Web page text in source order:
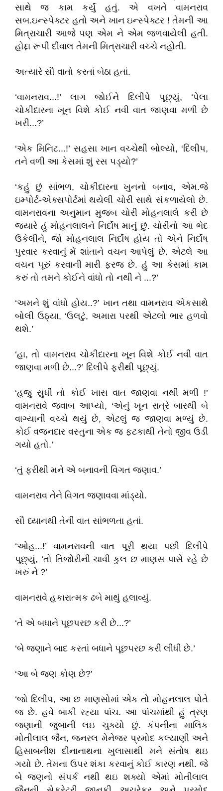
સાથે જ કામ કર્યું હતું. એ વખતે વામનરાવ
સબ.ઇન્સ્પેક્ટર હતો અને ખાન ઇન્સ્પેક્ટર ! તેમની આ
મિત્રાચારી આજે પણ એમ ને એમ જળવાયેલી હતી.
હોદ્દા રૂપી દીવાલ તેમની મિત્રાચારી વચ્ચે નહોતી.
અત્યારે સૌ વાતો કરતાં બેઠા હતાં.
‘વામનરાવ...!’ લાગ જોઈને દિલીપે પૂછ્યું, ‘પેલા
ચોકીદારના ખૂન વિશે કોઈ નવી વાત જાણવા મળી છે
ખરી...?’
‘એક મિનિટ...!’ સહસા ખાન વચ્ચેથી બોલ્યો, ‘દિલીપ,
તને વળી આ કેસમાં શું રસ પડ્યો?’
‘કહું છું સાંભળ, ચોકીદારના ખુનનો બનાવ, એમ.જે
ઇમ્પોર્ટ-એક્સપોર્ટમાં થયેલી ચોરી સાથે સંકળાયેલો છે.
વામનરાવના અનુમાન મુજબ ચોરી મોહનલાલે કરી છે
જયારે હું મોહનલાલને નિર્દોષ માનું છું. ચોરીનો આ ભેદ
ઉકેલીને, જો મોહનલાલ નિર્દોષ હોય તો એને નિર્દોષ
પુરવાર કરવાનું મેં શાંતાને વચન આપેલું છે. એટલે આ
વચન પૂરું કરવાની મારી ફરજ છે. હું આ કેસમાં કામ
કરું તો તમને કોઈને વાંધો તો નથી ને ...?’
‘અમને શું વાંધો હોય..?’ ખાન તથા વામનરાવ એકસાથે
બોલી ઉઠ્યા, ‘ઉલટું, અમારા પરથી એટલો ભાર હળવો
થશે.’
‘હા, તો વામનરાવ ચોકીદારના ખૂન વિશે કોઈ નવી વાત
જાણવા મળી છે...?’ દિલીપે ફરીથી પૂછ્યું.
‘હજુ સુધી તો કોઈ ખાસ વાત જાણવા નથી મળી !’
વામનરાવે જવાબ આપ્યો, ‘એનું ખૂન રાત્રે બારથી બે
વાગ્યાની વચ્ચે થયું છે, એટલું જ જાણવા મળ્યું છે.
કોઈ વજનદાર વસ્તુના એક જ ફટકાથી તેનો જીવ ઉડી
ગયો હતો.’
‘તું ફરીથી મને એ બનાવની વિગત જણાવ.’
વામનરાવ તેને વિગત જણાવવા માંડ્યો.
સૌ ધ્યાનથી તેની વાત સાંભળતા હતાં.
‘ઓહ...!’ વામનરાવની વાત પૂરી થયા પછી દિલીપે
પૂછ્યું, ‘તો તિજોરીની ચાવી કુલ છ માણસ પાસે રહે છે
ખરું ને ?’
વામનરાવે હકારાત્મક ઢબે માથું હલાવ્યું.
‘તે એ બધાને પૂછપરછ કરી છે...?’
‘બે જણાને બાદ કરતાં બધાને પૂછપરછ કરી લીધી છે.’
‘આ બે જણ કોણ છે?’
‘જો દિલીપ, આ છ માણસોમાં એક તો મોહનલાલ પોતે
જ છે. હવે બાકી રહ્યા પાંચ. આ પાંચમાંથી હું ત્રણ
જણાની જુબાની લઇ ચુક્યો છું. કંપનીના માલિક
મોતીલાલ જૈન, જનરલ મેનેજર પ્રમોદ કલ્યાણી અને
હિસાબનીશ દીનાનાથના ખુલાસાથી મને સંતોષ થઇ
ગયો છે. તેમના ઉપર શંકા કરવાનું કોઈ કારણ નથી. જે
બે જણનો સંપર્ક નથી થઇ શક્યો એમાં મોતીલાલ